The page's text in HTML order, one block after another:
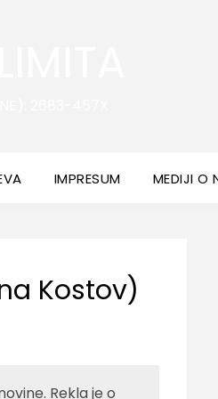
IMPRESUM MEDIJI O
Kostov)
Rekla je o